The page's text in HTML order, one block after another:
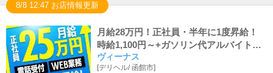
8/8 12:47 お店情報更新
月給28万円！正社員・半年に1度昇給！
時給1,100円～+ガソリン代アルバイトも
大募集中！
ヴィーナス
[デリヘル/函館市]